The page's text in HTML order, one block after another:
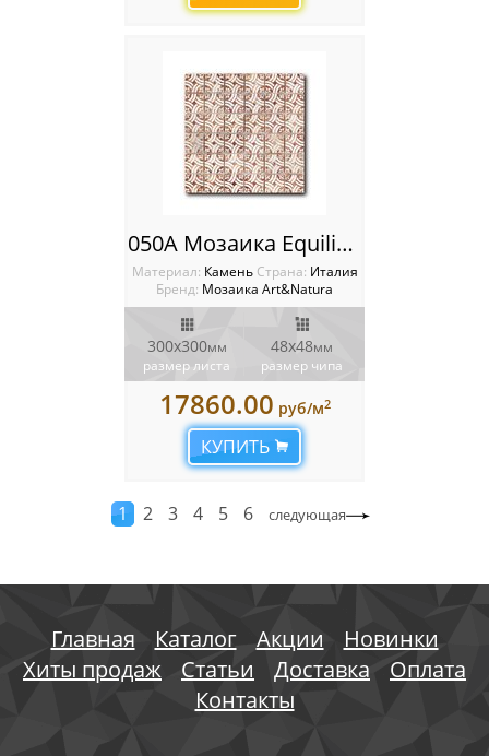
050A Мозаика Equilibrio
Материал: Камень Cтрана: Италия
Бренд: Мозаика Art&Natura
300x300мм
размер листа
48x48мм
размер чипа
17860.00 руб/м2
КУПИТЬ
1 2 3 4 5 6 следующая
Главная Каталог Акции
Новинки
Хиты продаж
Статьи Доставка
Оплата
Контакты